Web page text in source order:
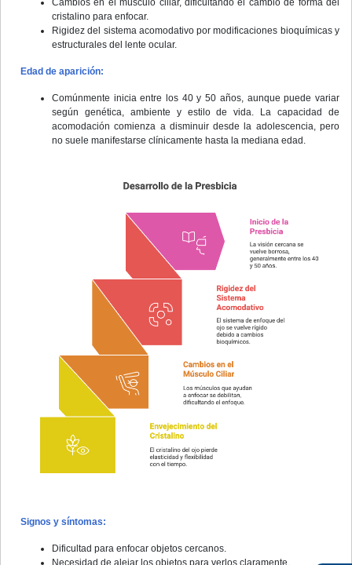
Cambios en el músculo ciliar, dificultando el cambio de forma del
cristalino para enfocar.
Rigidez del sistema acomodativo por modificaciones bioquímicas y
estructurales del lente ocular.
Edad de aparición:
Comúnmente inicia entre los 40 y 50 años, aunque puede variar
según genética, ambiente y estilo de vida. La capacidad de
acomodación comienza a disminuir desde la adolescencia, pero
no suele manifestarse clínicamente hasta la mediana edad.
Signos y síntomas:
Dificultad para enfocar objetos cercanos.